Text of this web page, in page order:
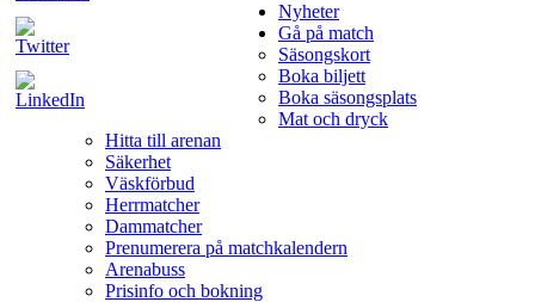
Nyheter
Gå på match
Säsongskort
Boka biljett
Boka säsongsplats
Mat och dryck
Hitta till arenan
Säkerhet
Väskförbud
Herrmatcher
Dammatcher
Prenumerera på matchkalendern
Arenabuss
Prisinfo och bokning